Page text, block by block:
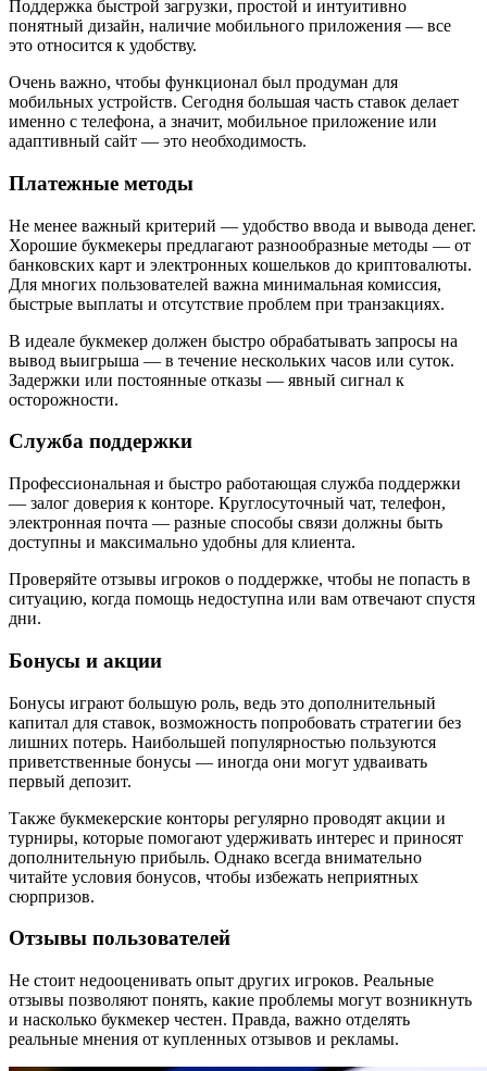
Поддержка быстрой загрузки, простой и интуитивно
понятный дизайн, наличие мобильного приложения — все
это относится к удобству.
Очень важно, чтобы функционал был продуман для
мобильных устройств. Сегодня большая часть ставок делает
именно с телефона, а значит, мобильное приложение или
адаптивный сайт — это необходимость.
Платежные методы
Не менее важный критерий — удобство ввода и вывода денег.
Хорошие букмекеры предлагают разнообразные методы — от
банковских карт и электронных кошельков до криптовалюты.
Для многих пользователей важна минимальная комиссия,
быстрые выплаты и отсутствие проблем при транзакциях.
В идеале букмекер должен быстро обрабатывать запросы на
вывод выигрыша — в течение нескольких часов или суток.
Задержки или постоянные отказы — явный сигнал к
осторожности.
Служба поддержки
Профессиональная и быстро работающая служба поддержки
— залог доверия к конторе. Круглосуточный чат, телефон,
электронная почта — разные способы связи должны быть
доступны и максимально удобны для клиента.
Проверяйте отзывы игроков о поддержке, чтобы не попасть в
ситуацию, когда помощь недоступна или вам отвечают спустя
дни.
Бонусы и акции
Бонусы играют большую роль, ведь это дополнительный
капитал для ставок, возможность попробовать стратегии без
лишних потерь. Наибольшей популярностью пользуются
приветственные бонусы — иногда они могут удваивать
первый депозит.
Также букмекерские конторы регулярно проводят акции и
турниры, которые помогают удерживать интерес и приносят
дополнительную прибыль. Однако всегда внимательно
читайте условия бонусов, чтобы избежать неприятных
сюрпризов.
Отзывы пользователей
Не стоит недооценивать опыт других игроков. Реальные
отзывы позволяют понять, какие проблемы могут возникнуть
и насколько букмекер честен. Правда, важно отделять
реальные мнения от купленных отзывов и рекламы.